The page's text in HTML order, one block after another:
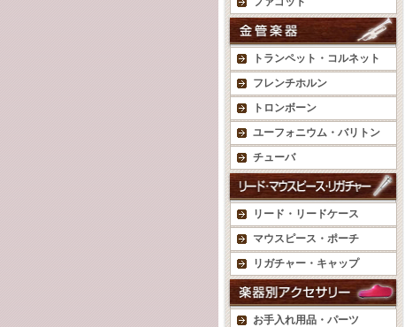
トランペット・コルネット
フレンチホルン
トロンボーン
ユーフォニウム・バリトン
チューバ
リード・リードケース
マウスピース・ポーチ
リガチャー・キャップ
お手入れ用品・パーツ